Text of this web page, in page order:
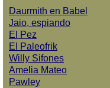
Daurmith en Babel
Jaio, espiando
El Pez
El Paleofrik
Willy Sifones
Amelia Mateo
Pawley